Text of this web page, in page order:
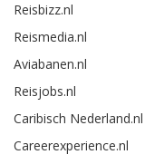
Reisbizz.nl
Reismedia.nl
Aviabanen.nl
Reisjobs.nl
Caribisch Nederland.nl
Careerexperience.nl